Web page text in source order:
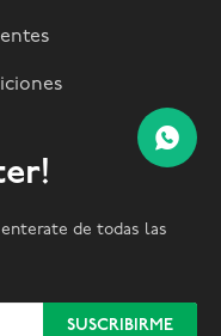
de todas las
SUSCRIBIRME